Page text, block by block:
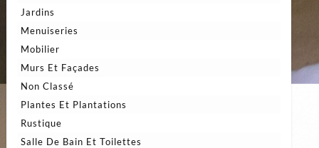
Jardins
Menuiseries
Mobilier
Murs Et Façades
Non Classé
Plantes Et Plantations
Rustique
Salle De Bain Et Toilettes